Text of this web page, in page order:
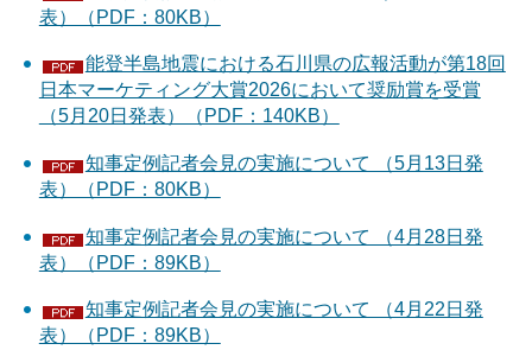
表）（PDF：80KB）
能登半島地震における石川県の広報活動が第18回
日本マーケティング大賞2026において奨励賞を受賞
（5月20日発表）（PDF：140KB）
知事定例記者会見の実施について （5月13日発
表）（PDF：80KB）
知事定例記者会見の実施について （4月28日発
表）（PDF：89KB）
知事定例記者会見の実施について （4月22日発
表）（PDF：89KB）